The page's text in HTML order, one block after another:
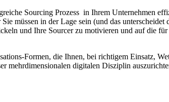
Sourcing Prozess in Ihrem Unternehmen
müssen in der Lage sein (und das unterscheidet
und Ihre Sourcer zu motivieren und auf die
Formen, die Ihnen, bei richtigem Einsatz,
mehrdimensionalen digitalen Disziplin